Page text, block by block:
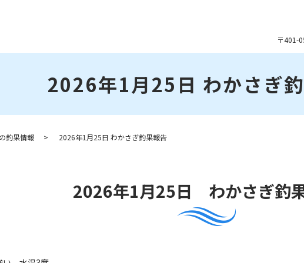
〒401-
2026年1月25日 わかさぎ
釣果情報 2026年1月25日 わかさぎ釣果報告
2026年1月25日 わかさぎ釣